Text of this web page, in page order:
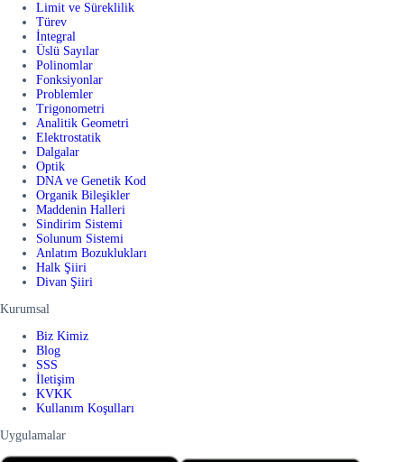
Limit ve Süreklilik
Türev
İntegral
Üslü Sayılar
Polinomlar
Fonksiyonlar
Problemler
Trigonometri
Analitik Geometri
Elektrostatik
Dalgalar
Optik
DNA ve Genetik Kod
Organik Bileşikler
Maddenin Halleri
Sindirim Sistemi
Solunum Sistemi
Anlatım Bozuklukları
Halk Şiiri
Divan Şiiri
Kurumsal
Biz Kimiz
Blog
SSS
İletişim
KVKK
Kullanım Koşulları
Uygulamalar